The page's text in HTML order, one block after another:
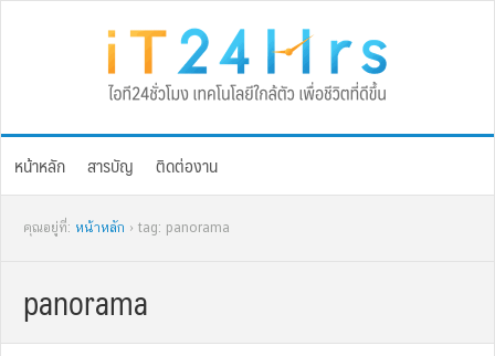
หน้าหลัก สารบัญ ติดต่องาน
คุณอยู่ที่: หน้าหลัก › tag: panorama
panorama